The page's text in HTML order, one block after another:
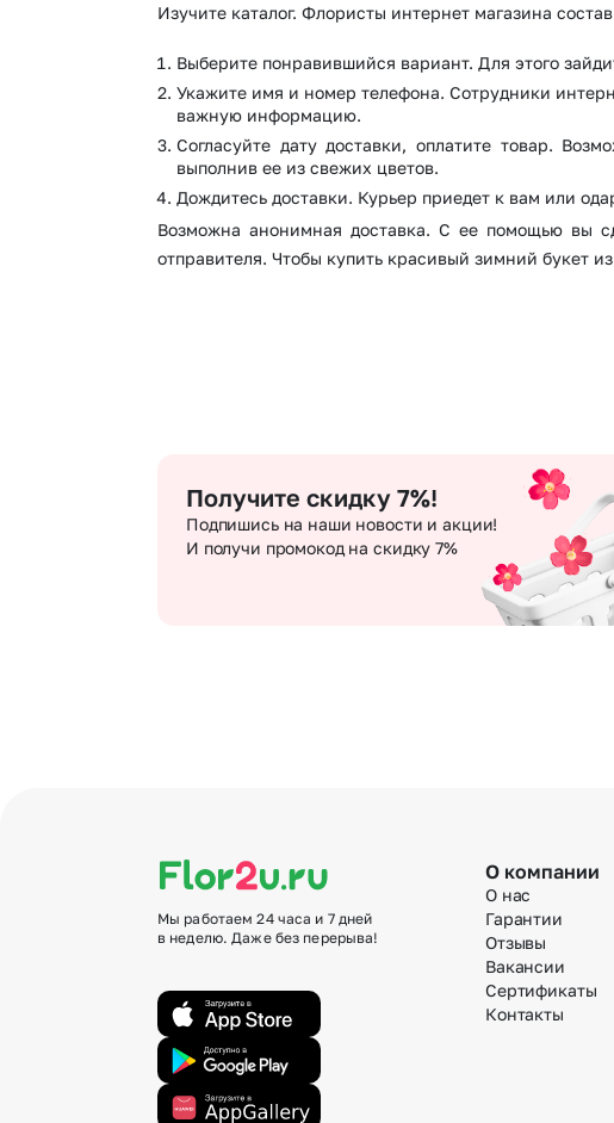
Изучите каталог. Флористы интернет магазина
Выберите понравившийся вариант. Для этого
Укажите имя и номер телефона. Сотрудники
важную информацию.
Согласуйте дату доставки, оплатите товар.
выполнив ее из свежих цветов.
Дождитесь доставки. Курьер приедет к вам или
Возможна анонимная доставка. С ее помощью вы
отправителя. Чтобы купить красивый зимний букет
Получите скидку 7%!
Подпишись на наши новости и акции!
И получи промокод на скидку 7%
Мы работаем 24 часа и 7 дней
в неделю. Даже без перерыва!
О компании
О нас
Гарантии
Отзывы
Вакансии
Сертификаты
Контакты